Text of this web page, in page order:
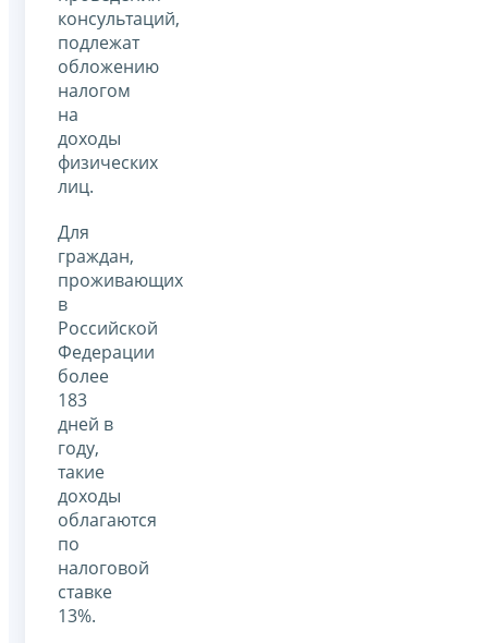
консультаций,
подлежат
обложению
налогом
на
доходы
физических
лиц.
Для
граждан,
проживающих
в
Российской
Федерации
более
183
дней в
году,
такие
доходы
облагаются
по
налоговой
ставке
13%.